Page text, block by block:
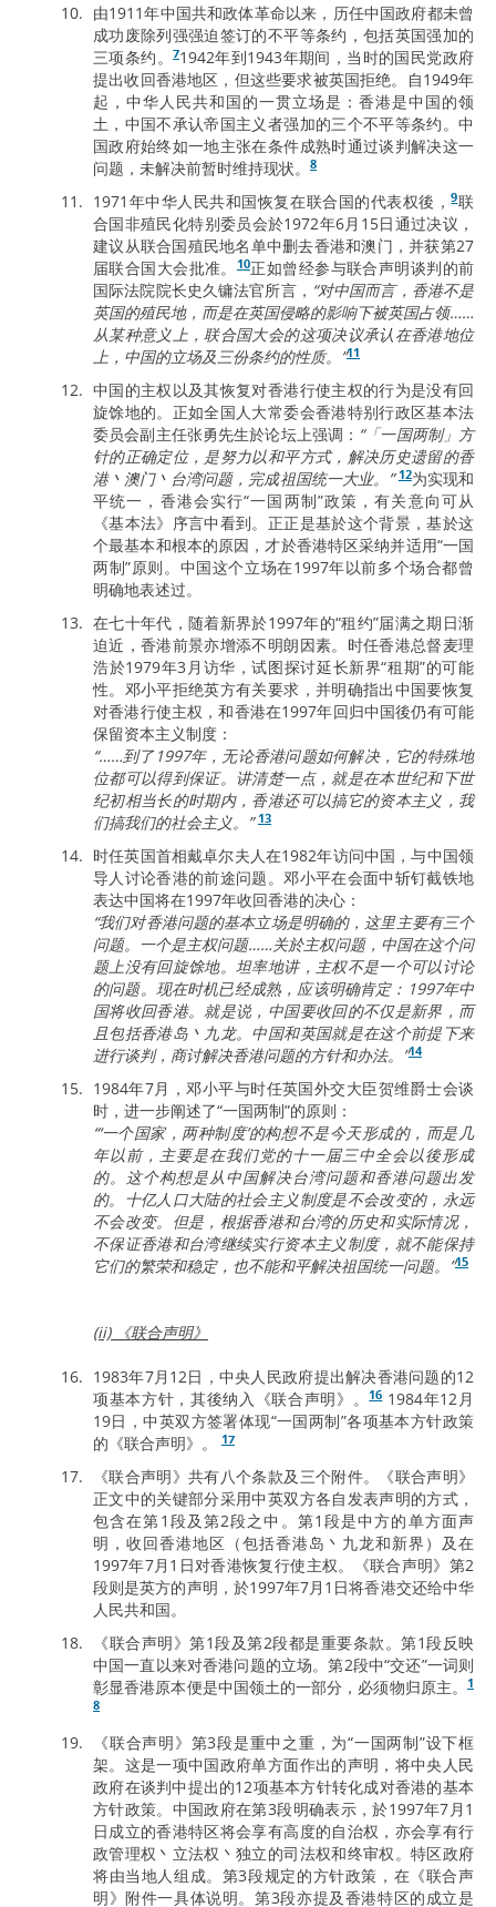
由1911年中国共和政体革命以来，历任中国政府都未曾
成功废除列强强迫签订的不平等条约，包括英国强加的
三项条约。
71942年到1943年期间，当时的国民党政府
提出收回香港地区，但这些要求被英国拒绝。自1949年
起，中华人民共和国的一贯立场是：香港是中国的领
土，中国不承认帝国主义者强加的三个不平等条约。中
国政府始终如一地主张在条件成熟时通过谈判解决这一
问题，未解决前暂时维持现状。
8
1971年中华人民共和国恢复在联合国的代表权後，9联
合国非殖民化特别委员会於1972年6月15日通过决议，
建议从联合国殖民地名单中删去香港和澳门，并获第27
届联合国大会批准。
10正如曾经参与联合声明谈判的前
国际法院院长史久镛法官所言， “对中国而言，香港不是
英国的殖民地，而是在英国侵略的影响下被英国占领……
从某种意义上，联合国大会的这项决议承认在香港地位
上，中国的立场及三份条约的性质。”11
中国的主权以及其恢复对香港行使主权的行为是没有回
旋馀地的。正如全国人大常委会香港特别行政区基本法
委员会副主任张勇先生於论坛上强调： “「一国两制」方
针的正确定位，是努力以和平方式，解决历史遗留的香
港丶澳门丶台湾问题，完成祖国统一大业。”12为实现和
平统一，香港会实行“一国两制”政策，有关意向可从
《基本法》序言中看到。正正是基於这个背景，基於这
个最基本和根本的原因，才於香港特区采纳并适用“一国
两制”原则。中国这个立场在1997年以前多个场合都曾
明确地表述过。
在七十年代，随着新界於1997年的“租约”届满之期日渐
迫近，香港前景亦增添不明朗因素。时任香港总督麦理
浩於1979年3月访华，试图探讨延长新界“租期”的可能
性。邓小平拒绝英方有关要求，并明确指出中国要恢复
对香港行使主权，和香港在1997年回归中国後仍有可能
保留资本主义制度：
“……到了1997年，无论香港问题如何解决，它的特殊地
位都可以得到保证。讲清楚一点，就是在本世纪和下世
纪初相当长的时期内，香港还可以搞它的资本主义，我
们搞我们的社会主义。” 13
时任英国首相戴卓尔夫人在1982年访问中国，与中国领
导人讨论香港的前途问题。邓小平在会面中斩钉截铁地
表达中国将在1997年收回香港的决心：
“我们对香港问题的基本立场是明确的，这里主要有三个
问题。一个是主权问题……关於主权问题，中国在这个问
题上没有回旋馀地。坦率地讲，主权不是一个可以讨论
的问题。现在时机已经成熟，应该明确肯定：1997年中
国将收回香港。就是说，中国要收回的不仅是新界，而
且包括香港岛丶九龙。中国和英国就是在这个前提下来
进行谈判，商讨解决香港问题的方针和办法。”14
1984年7月，邓小平与时任英国外交大臣贺维爵士会谈
时，进一步阐述了“一国两制”的原则：
“‘一个国家，两种制度’的构想不是今天形成的，而是几
年以前，主要是在我们党的十一届三中全会以後形成
的。这个构想是从中国解决台湾问题和香港问题出发
的。十亿人口大陆的社会主义制度是不会改变的，永远
不会改变。但是，根据香港和台湾的历史和实际情况，
不保证香港和台湾继续实行资本主义制度，就不能保持
它们的繁荣和稳定，也不能和平解决祖国统一问题。”15
(ii) 《联合声明》
1983年7月12日，中央人民政府提出解决香港问题的12
项基本方针，其後纳入《联合声明》。161984年12月
19日，中英双方签署体现“一国两制”各项基本方针政策
的《联合声明》。
17
《联合声明》共有八个条款及三个附件。《联合声明》
正文中的关键部分采用中英双方各自发表声明的方式，
包含在第1段及第2段之中。第1段是中方的单方面声
明，收回香港地区（包括香港岛丶九龙和新界）及在
1997年7月1日对香港恢复行使主权。《联合声明》第2
段则是英方的声明，於1997年7月1日将香港交还给中华
人民共和国。
《联合声明》第1段及第2段都是重要条款。第1段反映
中国一直以来对香港问题的立场。第2段中“交还”一词则
彰显香港原本便是中国领土的一部分，必须物归原主。
1
8
《联合声明》第3段是重中之重，为“一国两制”设下框
架。这是一项中国政府单方面作出的声明，将中央人民
政府在谈判中提出的12项基本方针转化成对香港的基本
方针政策。中国政府在第3段明确表示，於1997年7月1
日成立的香港特区将会享有高度的自治权，亦会享有行
政管理权丶立法权丶独立的司法权和终审权。特区政府
将由当地人组成。第3段规定的方针政策，在《联合声
明》附件一具体说明。第3段亦提及香港特区的成立是